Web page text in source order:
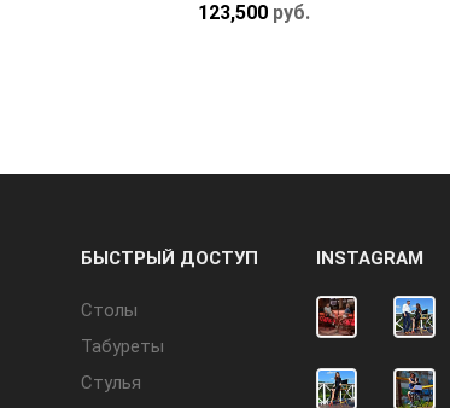
123,500 руб.
БЫСТРЫЙ ДОСТУП
Cтолы
Табуреты
Стулья
INSTAGRAM